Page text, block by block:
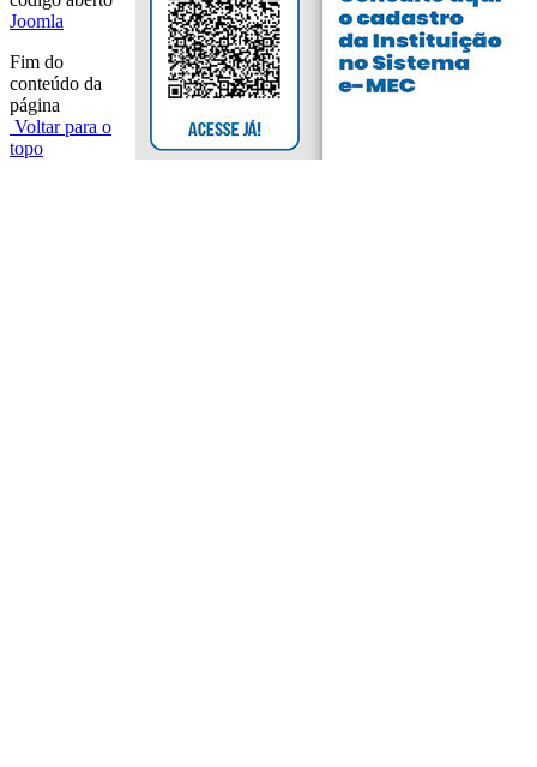
Joomla
Fim do
conteúdo da
página
Voltar para o
topo